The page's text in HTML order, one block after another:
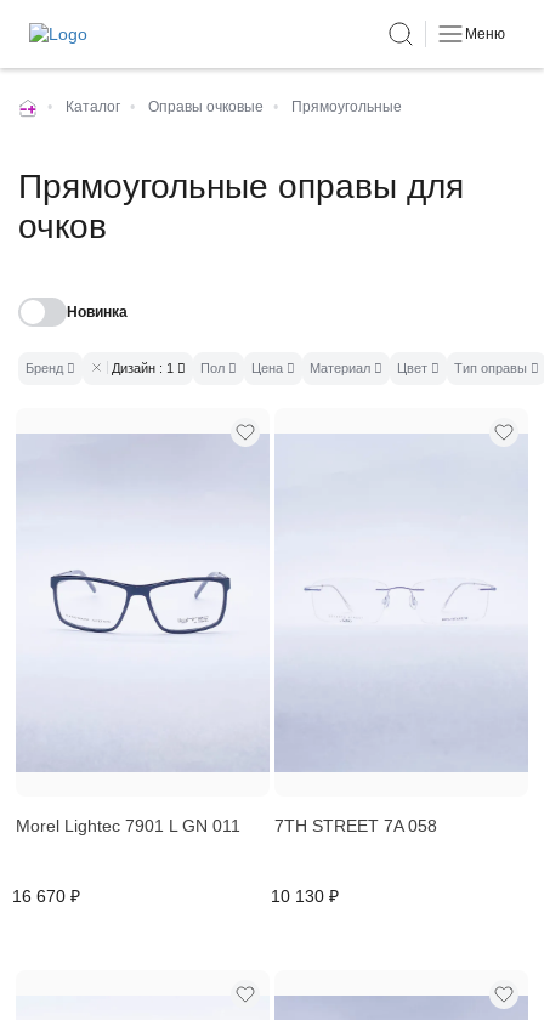
Меню
• Каталог • Оправы очковые • Прямоугольные
Прямоугольные оправы для
очков
Новинка
Бренд Дизайн : 1 Пол Цена Материал Цвет Тип оправы
Morel Lightec 7901 L GN 011
16 670 ₽
7TH STREET 7A 058
10 130 ₽